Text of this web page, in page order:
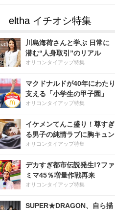
川島海荷さんと学ぶ 日常に
潜む“人身取引”のリアル
オリコンタイアップ特集
マクドナルドが40年にわたり
支える「小学生の甲子園」
オリコンタイアップ特集
イケメンてんこ盛り！尊すぎ
る男子の純情ラブに胸キュン
オリコンタイアップ特集
デカすぎ都市伝説発生!?ファ
ミマ45％増量作戦再来
オリコンタイアップ特集
SUPER★DRAGON、自ら描